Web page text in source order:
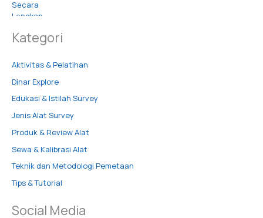
Kategori
Aktivitas & Pelatihan
Dinar Explore
Edukasi & Istilah Survey
Jenis Alat Survey
Produk & Review Alat
Sewa & Kalibrasi Alat
Teknik dan Metodologi Pemetaan
Tips & Tutorial
Social Media